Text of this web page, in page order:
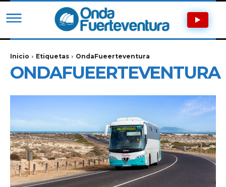
Inicio Etiquetas OndaFueerteventura
ONDAFUEERTEVENTURA